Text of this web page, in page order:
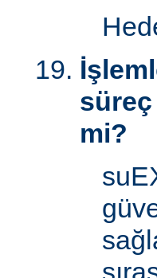
süreç
mi?